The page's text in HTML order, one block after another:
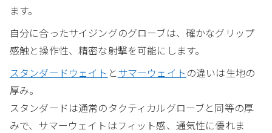
ます。
自分に合ったサイジングのグローブは、確かなグリップ
感触と操作性、精密な射撃を可能にします。
スタンダードウェイト とサマーウェイトの違いは生地の
厚み。
スタンダードは通常のタクティカルグローブと同等の厚
みで、サマーウェイトはフィット感、通気性に優れま